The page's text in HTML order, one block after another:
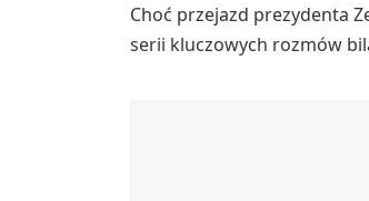
Choć przejazd prezydenta
serii kluczowych rozmów